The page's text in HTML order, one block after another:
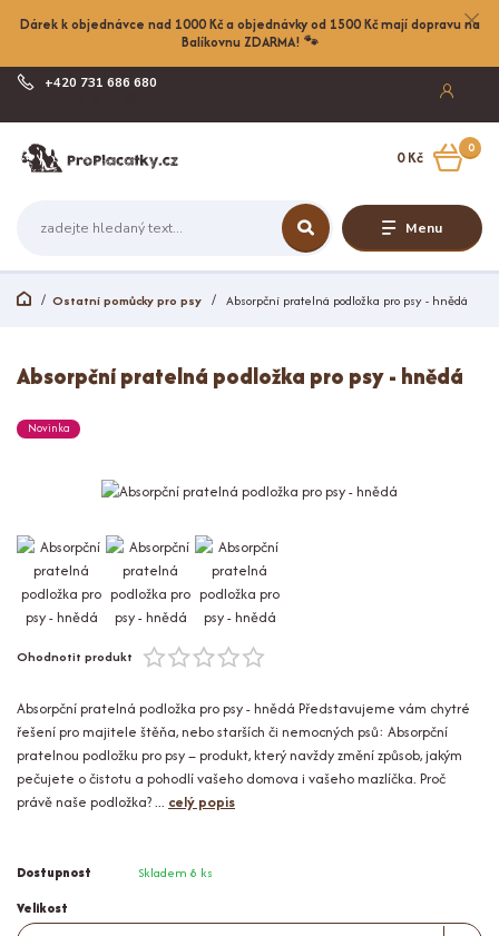
Dárek k objednávce nad 1000 Kč a objednávky od 1500 Kč mají dopravu na
Balíkovnu ZDARMA! 🐾
Menu
+420 731 686 680
0
0 Kč
Ostatní pomůcky pro psy Absorpční pratelná podložka pro psy - hnědá
Absorpční pratelná podložka pro psy - hnědá
Novinka
Ohodnotit produkt
Absorpční pratelná podložka pro psy - hnědá Představujeme vám chytré
řešení pro majitele štěňa, nebo starších či nemocných psů: Absorpční
pratelnou podložku pro psy – produkt, který navždy změní způsob, jakým
pečujete o čistotu a pohodlí vašeho domova i vašeho mazlíčka. Proč
právě naše podložka? ... celý popis
Dostupnost Skladem 8 ks
Velikost